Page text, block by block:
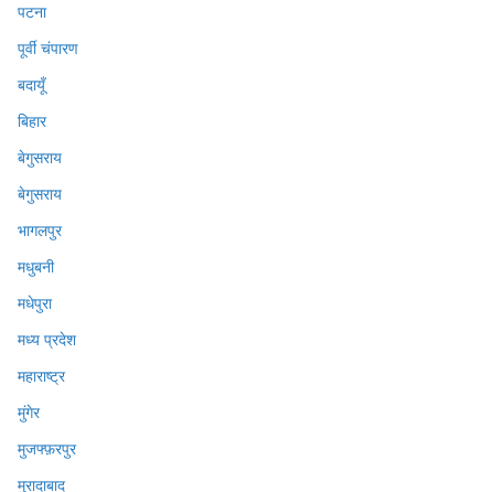
पटना
पूर्वी चंपारण
बदायूँ
बिहार
बेगुसराय
बेगुसराय
भागलपुर
मधुबनी
मधेपुरा
मध्य प्रदेश
महाराष्ट्र
मुंगेर
मुजफ्फ़रपुर
मुरादाबाद